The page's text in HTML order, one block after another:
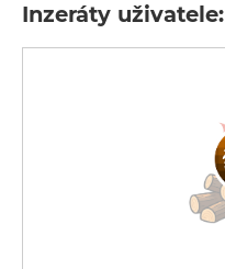
Inzeráty uživatele: